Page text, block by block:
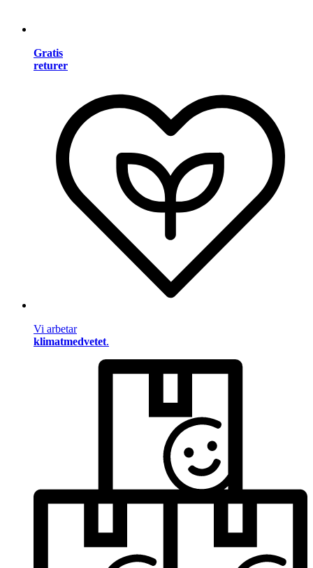
Gratis
returer
Vi arbetar
klimatmedvetet.